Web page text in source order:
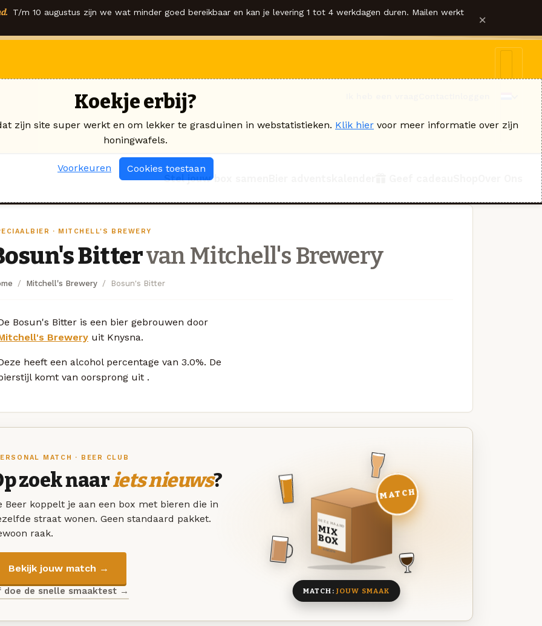
T/m 10 augustus zijn we wat minder goed bereikbaar en kan je levering 1 tot 4 werkdagen duren. Mailen werkt ×
Stel jouw box samen
· MITCHELL'S BREWERY
Bittervan Mitchell's Brewery
Mitchell's Brewery Bosun's Bitter
Bosun's Bitter is een bier gebrouwen door
Brewery uit Knysna.
heeft een alcohol percentage van 3.0%. De
komt van oorsprong uit .
MATCH · BEER CLUB
zoek naariets nieuws?
Beer koppelt je aan een box met bieren die in
straat wonen. Geen standaard pakket.
raak.
Bekijk jouw match →
doe de snelle smaaktest →
DEZE MAAND
MIX
BOX
8 BIEREN
MATCH
MATCH: JOUW SMAAK
Koekje erbij?
zijn site super werkt en om lekker te grasduinen in webstatistieken. Klik hier voor meer informatie over zijn
honingwafels.
Voorkeuren Cookies toestaan